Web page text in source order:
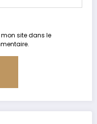
site dans le